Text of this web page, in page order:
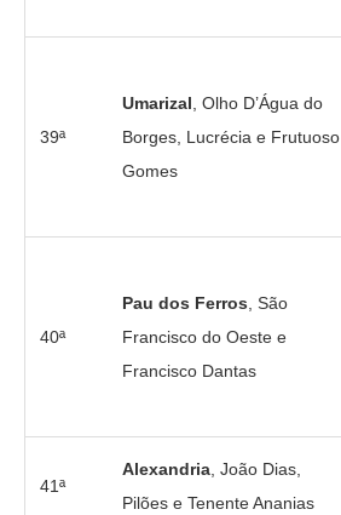
39ª
Umarizal, Olho D’Água do
Borges, Lucrécia e Frutuoso
Gomes
40ª
Pau dos Ferros, São
Francisco do Oeste e
Francisco Dantas
41ª
Alexandria, João Dias,
Pilões e Tenente Ananias